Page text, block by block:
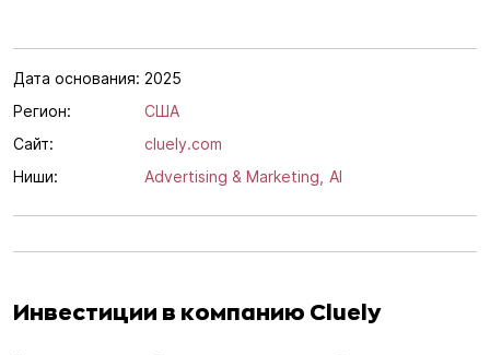
Дата основания: 2025
Регион:
США
Сайт:
cluely.com
Ниши:
Advertising & Marketing, AI
Инвестиции в компанию Cluely